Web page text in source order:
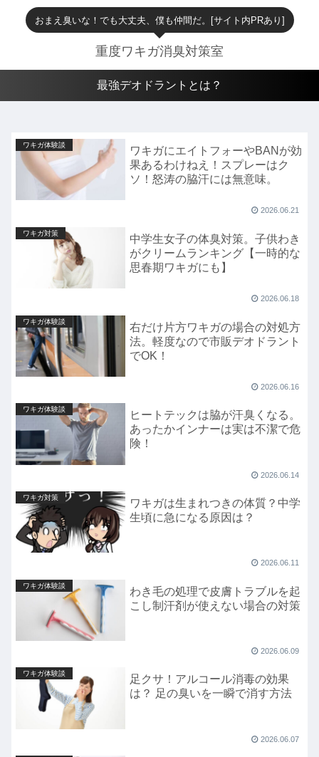
おまえ臭いな！でも大丈夫、僕も仲間だ。[サイト内PRあり]
重度ワキガ消臭対策室
最強デオドラントとは？
ワキガ体験談
ワキガにエイトフォーやBANが効
果あるわけねえ！スプレーはク
ソ！怒涛の脇汗には無意味。
2026.06.21
ワキガ対策
中学生女子の体臭対策。子供わき
がクリームランキング【一時的な
思春期ワキガにも】
2026.06.18
ワキガ体験談
右だけ片方ワキガの場合の対処方
法。軽度なので市販デオドラント
でOK！
2026.06.16
ワキガ体験談
ヒートテックは脇が汗臭くなる。
あったかインナーは実は不潔で危
険！
2026.06.14
ワキガ対策
ワキガは生まれつきの体質？中学
生頃に急になる原因は？
2026.06.11
ワキガ体験談
わき毛の処理で皮膚トラブルを起
こし制汗剤が使えない場合の対策
2026.06.09
ワキガ体験談
足クサ！アルコール消毒の効果
は？ 足の臭いを一瞬で消す方法
2026.06.07